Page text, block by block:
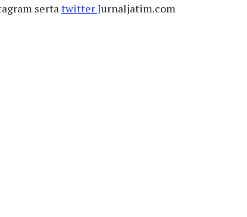
serta twitter Jurnaljatim.com